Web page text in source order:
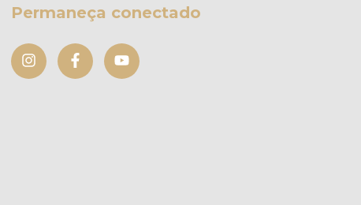
Permaneça conectado